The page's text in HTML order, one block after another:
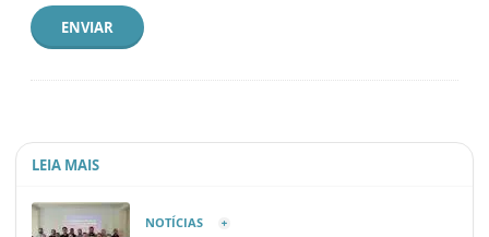
ENVIAR
LEIA MAIS
NOTÍCIAS